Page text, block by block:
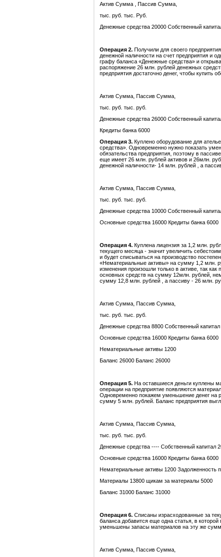
Актив Сумма , Пассив Сумма,
тыс. руб. тыс. Руб.
Денежные средства 20000 Собственный
Операция 2. Получили для своего
денежной наличности на счет предприятия и
графу баланса «Денежные средства» и
распоряжение 26 млн. рублей денежных
предприятия достаточно денег, чтобы купить
Актив Сумма, Пассив Сумма,
тыс. руб. тыс. руб.
Денежные средства 26000 Собственный
Кредиты банка 6000
Операция 3. Куплено оборудование для
средства». Одновременно нужно показать
обязательства предприятия, поэтому в
еще имеет 26 млн. рублей активов и 26млн.
денежной наличности- 14 млн. рублей , а
Актив Сумма, Пассив Сумма,
тыс. руб. тыс. руб.
Денежные средства 10000 Собственный
Основные средства 16000 Кредиты банка 6000
Операция 4. Куплена лицензия за 1,2 млн.
текущего месяца - значит увеличить
и будет списываться на производство
«Нематериальные активы» на сумму 1,2 млн.
изменения произошли только в активе, так
основных средств на сумму 12млн. рублей,
сумму 12,8 млн. рублей , а пассиву - 26 млн.
Актив Сумма, Пассив Сумма,
тыс. руб. тыс. руб.
Денежные средства 8800 Собственный капитал
Основные средства 16000 Кредиты банка 6000
Нематериальные активы 1200
Баланс 26000 Баланс 26000
Операция 5. На оставшиеся деньги куплены
операции на предприятие появляются
Одновременно покажем уменьшение денег на
сумму 5 млн. рублей. Баланс предприятия
Актив Сумма, Пассив Сумма,
тыс. руб. тыс. руб.
Денежные средства ---- Собственный капитал
Основные средства 16000 Кредиты банка 6000
Нематериальные активы 1200 Задолженность
Материалы 13800 щикам за материалы 5000
Баланс 31000 Баланс 31000
Операция 6. Списаны израсходованные за
баланса добавится еще одна статья, в
уменьшены запасы материалов на эту же
Актив Сумма, Пассив Сумма,